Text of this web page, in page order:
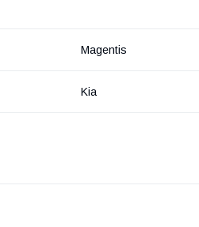
Magentis
Kia